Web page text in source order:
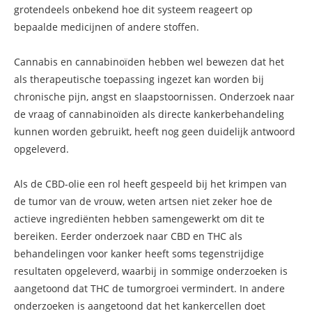
grotendeels onbekend hoe dit systeem reageert op
bepaalde medicijnen of andere stoffen.
Cannabis en cannabinoïden hebben wel bewezen dat het
als therapeutische toepassing ingezet kan worden bij
chronische pijn, angst en slaapstoornissen. Onderzoek naar
de vraag of cannabinoïden als directe kankerbehandeling
kunnen worden gebruikt, heeft nog geen duidelijk antwoord
opgeleverd.
Als de CBD-olie een rol heeft gespeeld bij het krimpen van
de tumor van de vrouw, weten artsen niet zeker hoe de
actieve ingrediënten hebben samengewerkt om dit te
bereiken. Eerder onderzoek naar CBD en THC als
behandelingen voor kanker heeft soms tegenstrijdige
resultaten opgeleverd, waarbij in sommige onderzoeken is
aangetoond dat THC de tumorgroei vermindert. In andere
onderzoeken is aangetoond dat het kankercellen doet